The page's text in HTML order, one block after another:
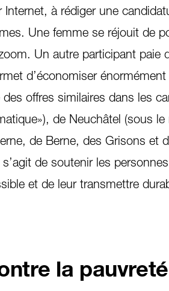
Internet, à rédiger une
Une femme se réjouit de
Un autre participant paie
d’économiser
offres similaires dans les
de Neuchâtel (sous
de Berne, des Grisons et
de soutenir les
et de leur transmettre
la